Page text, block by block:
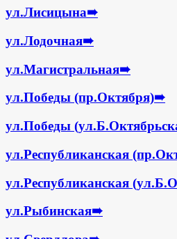
ул.Лисицына➠
ул.Лодочная➠
ул.Магистральная➠
ул.Победы (пр.Октября)➠
ул.Победы
ул.Республиканская
ул.Республиканская
ул.Рыбинская➠